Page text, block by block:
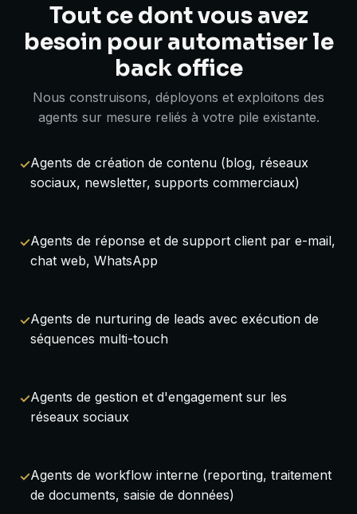
Tout ce dont vous avez
besoin pour automatiser le
back office
Nous construisons, déployons et exploitons des
agents sur mesure reliés à votre pile existante.
Agents de création de contenu (blog, réseaux
sociaux, newsletter, supports commerciaux)
Agents de réponse et de support client par e-mail,
chat web, WhatsApp
Agents de nurturing de leads avec exécution de
séquences multi-touch
Agents de gestion et d'engagement sur les
réseaux sociaux
Agents de workflow interne (reporting, traitement
de documents, saisie de données)